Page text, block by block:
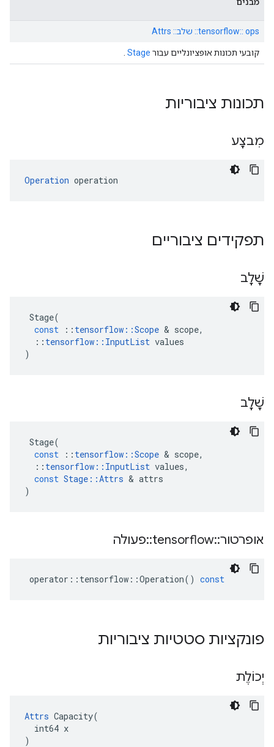
tensorflow:: ops:: שלב:: Attrs
קובעי תכונות אופציונליים עבור Stage
תכונות ציבוריות
מִבצָע
Operation operation
תפקידים ציבוריים
שָׁלָב
Stage(
const
:: tensorflow ::Scope & scope,
:: tensorflow :: InputList values
)
שָׁלָב
Stage(
const
:: tensorflow ::Scope & scope,
:: tensorflow :: InputList values,
const Stage ::Attrs & attrs
)
אופרטור::
tensorflow
::פעולה
operator :: tensorflow ::Operation() const
פונקציות סטטיות ציבוריות
יְכוֹלֶת
Attrs Capacity(
  int64 x
)